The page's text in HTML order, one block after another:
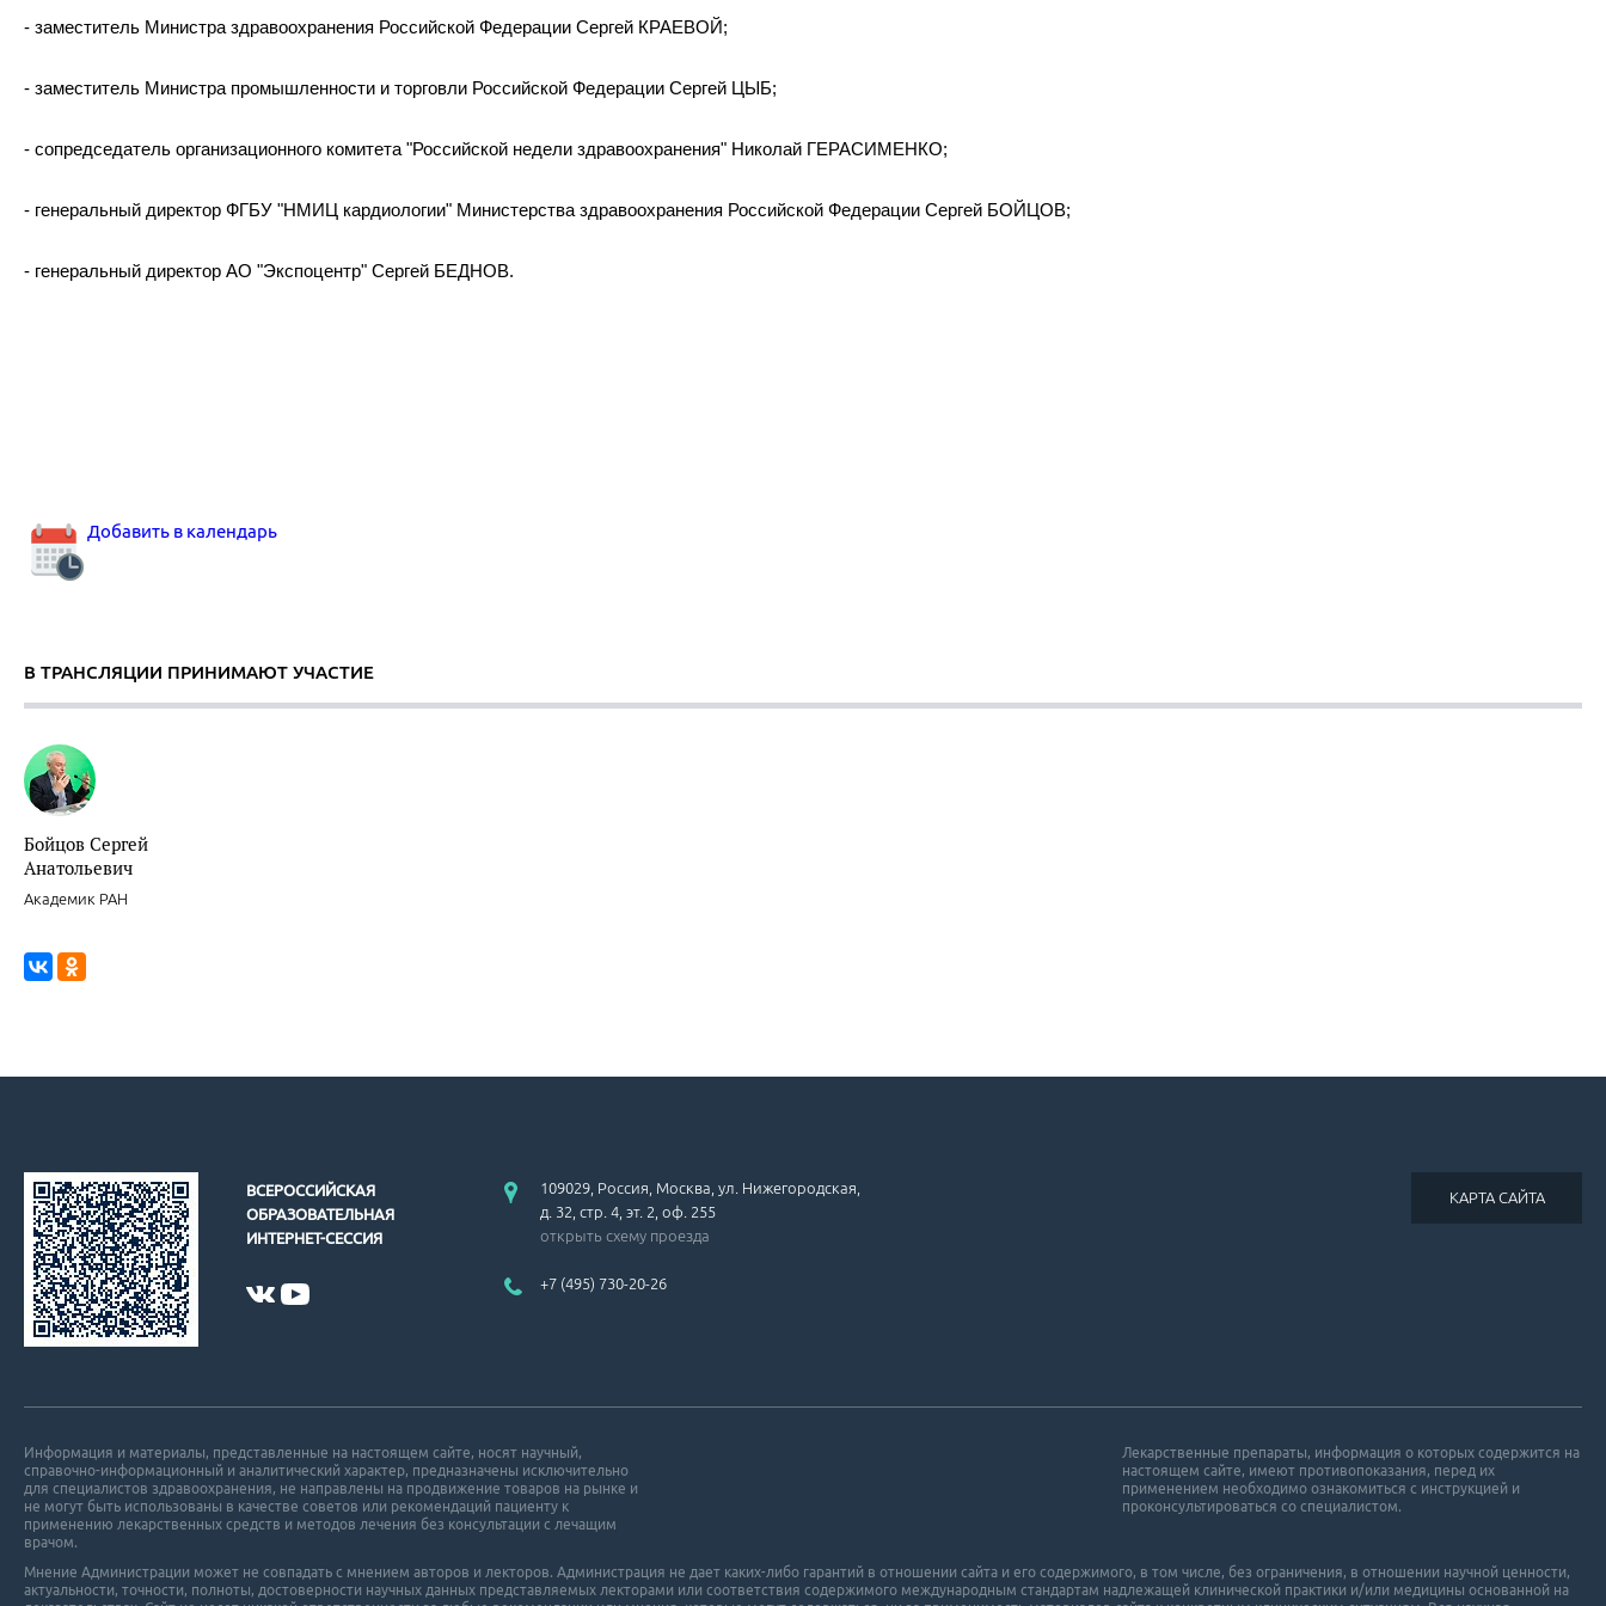
- заместитель Министра здравоохранения Российской Федерации Сергей КРАЕВОЙ;
- заместитель Министра промышленности и торговли Российской Федерации Сергей ЦЫБ;
- сопредседатель организационного комитета "Российской недели здравоохранения" Николай ГЕРАСИМЕНКО;
- генеральный директор ФГБУ "НМИЦ кардиологии" Министерства здравоохранения Российской Федерации Сергей БОЙЦОВ;
- генеральный директор АО "Экспоцентр" Сергей БЕДНОВ.
Добавить в календарь
В ТРАНСЛЯЦИИ ПРИНИМАЮТ УЧАСТИЕ
Бойцов Сергей
Анатольевич
Академик РАН
ВСЕРОССИЙСКАЯ
ОБРАЗОВАТЕЛЬНАЯ
ИНТЕРНЕТ-СЕССИЯ
109029, Россия, Москва, ул. Нижегородская,
д. 32, стр. 4, эт. 2, оф. 255
открыть схему проезда
+7 (495) 730-20-26
КАРТА САЙТА
Информация и материалы, представленные на настоящем сайте, носят научный,
справочно-информационный и аналитический характер, предназначены исключительно
для специалистов здравоохранения, не направлены на продвижение товаров на рынке и
не могут быть использованы в качестве советов или рекомендаций пациенту к
применению лекарственных средств и методов лечения без консультации с лечащим
врачом.
Лекарственные препараты, информация о которых содержится на
настоящем сайте, имеют противопоказания, перед их
применением необходимо ознакомиться с инструкцией и
проконсультироваться со специалистом.
Мнение Администрации может не совпадать с мнением авторов и лекторов. Администрация не дает каких-либо гарантий в отношении cайта и его cодержимого, в том числе, без ограничения, в отношении научной ценности,
актуальности, точности, полноты, достоверности научных данных представляемых лекторами или соответствия содержимого международным стандартам надлежащей клинической практики и/или медицины основанной на